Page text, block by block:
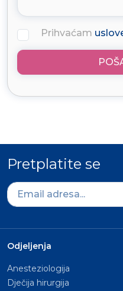
Prihvaćam
Pretplatite se
Odjeljenja
Anesteziologija
Dječija hirurgija